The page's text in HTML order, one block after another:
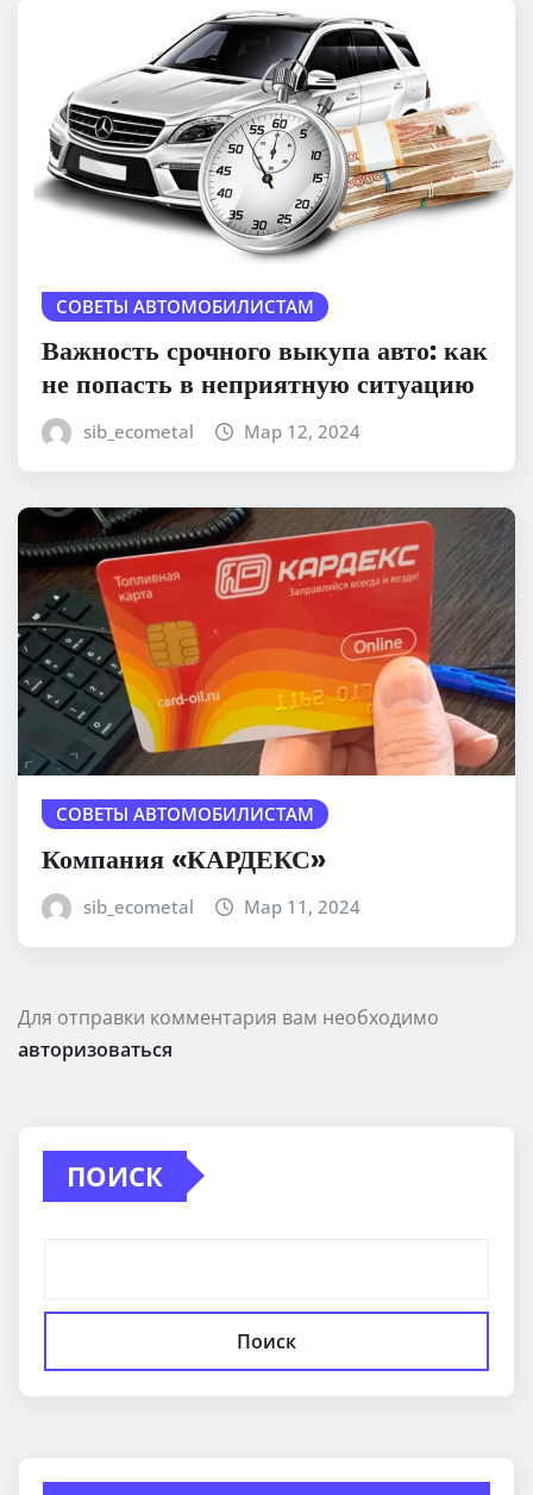
СОВЕТЫ АВТОМОБИЛИСТАМ
Важность срочного выкупа авто: как
не попасть в неприятную ситуацию
sib_ecometal Мар 12, 2024
СОВЕТЫ АВТОМОБИЛИСТАМ
Компания «КАРДЕКС»
sib_ecometal Мар 11, 2024
Для отправки комментария вам необходимо
авторизоваться
ПОИСК
Поиск